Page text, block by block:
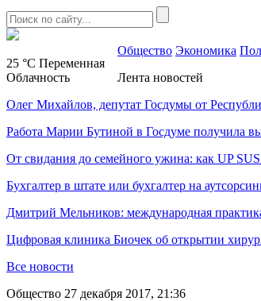
25 °C Переменная
Облачность
Общество Экономика
Лента новостей
Олег Михайлов, депутат Госдумы от
Работа Марии Бутиной в Госдуме получила
От свидания до семейного ужина: как UP
Бухгалтер в штате или бухгалтер на
Дмитрий Мельников: международная
Цифровая клиника Биочек об открытии
Все новости
Общество 27 декабря 2017, 21:36